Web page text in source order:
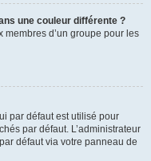
une couleur différente ?
membres d’un groupe pour les
par défaut est utilisé pour
par défaut. L’administrateur
défaut via votre panneau de